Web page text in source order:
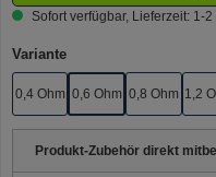
Sofort verfügbar, Lieferzeit: 1-2
Varianteauswählen
0,4 Ohm 0,6 Ohm 0,8 Ohm 1,2
Produkt-Zubehör direkt